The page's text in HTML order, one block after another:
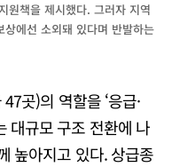
원책을 제시했다. 그러자 지역
에선 소외돼 있다며 반발하는
곳)의 역할을 ‘응급·
대규모 구조 전환에 나
높아지고 있다. 상급종